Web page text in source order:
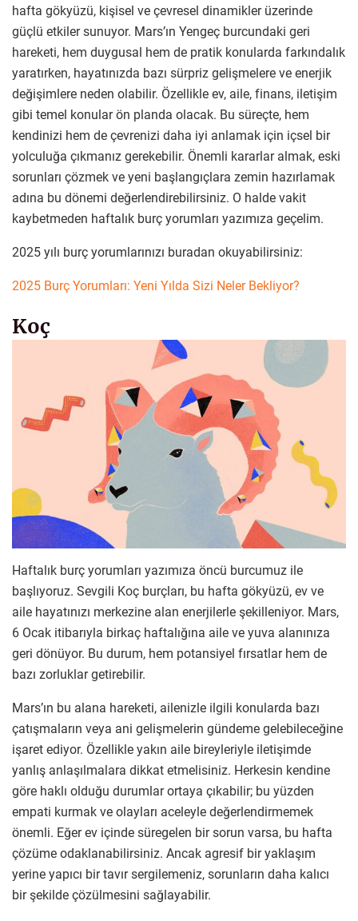
hafta gökyüzü, kişisel ve çevresel dinamikler üzerinde
güçlü etkiler sunuyor. Mars’ın Yengeç burcundaki geri
hareketi, hem duygusal hem de pratik konularda farkındalık
yaratırken, hayatınızda bazı sürpriz gelişmelere ve enerjik
değişimlere neden olabilir. Özellikle ev, aile, finans, iletişim
gibi temel konular ön planda olacak. Bu süreçte, hem
kendinizi hem de çevrenizi daha iyi anlamak için içsel bir
yolculuğa çıkmanız gerekebilir. Önemli kararlar almak, eski
sorunları çözmek ve yeni başlangıçlara zemin hazırlamak
adına bu dönemi değerlendirebilirsiniz. O halde vakit
kaybetmeden haftalık burç yorumları yazımıza geçelim.
2025 yılı burç yorumlarınızı buradan okuyabilirsiniz:
2025 Burç Yorumları: Yeni Yılda Sizi Neler Bekliyor?
Koç
Haftalık burç yorumları yazımıza öncü burcumuz ile
başlıyoruz. Sevgili Koç burçları, bu hafta gökyüzü, ev ve
aile hayatınızı merkezine alan enerjilerle şekilleniyor. Mars,
6 Ocak itibarıyla birkaç haftalığına aile ve yuva alanınıza
geri dönüyor. Bu durum, hem potansiyel fırsatlar hem de
bazı zorluklar getirebilir.
Mars’ın bu alana hareketi, ailenizle ilgili konularda bazı
çatışmaların veya ani gelişmelerin gündeme gelebileceğine
işaret ediyor. Özellikle yakın aile bireyleriyle iletişimde
yanlış anlaşılmalara dikkat etmelisiniz. Herkesin kendine
göre haklı olduğu durumlar ortaya çıkabilir; bu yüzden
empati kurmak ve olayları aceleyle değerlendirmemek
önemli. Eğer ev içinde süregelen bir sorun varsa, bu hafta
çözüme odaklanabilirsiniz. Ancak agresif bir yaklaşım
yerine yapıcı bir tavır sergilemeniz, sorunların daha kalıcı
bir şekilde çözülmesini sağlayabilir.